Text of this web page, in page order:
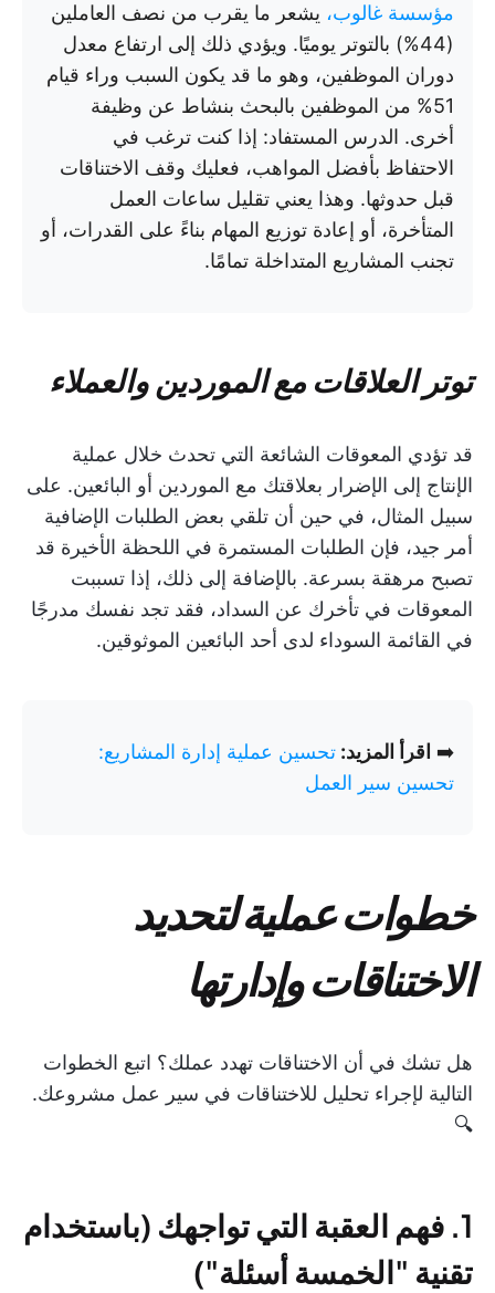
مؤسسة غالوب، يشعر ما يقرب من نصف العاملين
(44%) بالتوتر يوميًا. ويؤدي ذلك إلى ارتفاع معدل
دوران الموظفين، وهو ما قد يكون السبب وراء قيام
51% من الموظفين بالبحث بنشاط عن وظيفة
أخرى. الدرس المستفاد: إذا كنت ترغب في
الاحتفاظ بأفضل المواهب، فعليك وقف الاختناقات
قبل حدوثها. وهذا يعني تقليل ساعات العمل
المتأخرة، أو إعادة توزيع المهام بناءً على القدرات، أو
تجنب المشاريع المتداخلة تمامًا.
توتر العلاقات مع الموردين والعملاء
قد تؤدي المعوقات الشائعة التي تحدث خلال عملية
الإنتاج إلى الإضرار بعلاقتك مع الموردين أو البائعين. على
سبيل المثال، في حين أن تلقي بعض الطلبات الإضافية
أمر جيد، فإن الطلبات المستمرة في اللحظة الأخيرة قد
تصبح مرهقة بسرعة. بالإضافة إلى ذلك، إذا تسببت
المعوقات في تأخرك عن السداد، فقد تجد نفسك مدرجًا
في القائمة السوداء لدى أحد البائعين الموثوقين.
➡️ اقرأ المزيد: تحسين عملية إدارة المشاريع:
تحسين سير العمل
خطوات عملية لتحديد
الاختناقات وإدارتها
هل تشك في أن الاختناقات تهدد عملك؟ اتبع الخطوات
التالية لإجراء تحليل للاختناقات في سير عمل مشروعك.
🔍
1. فهم العقبة التي تواجهك (باستخدام
تقنية "الخمسة أسئلة")